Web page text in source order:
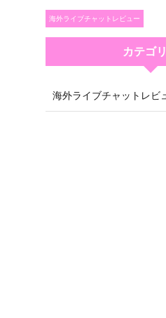
海外ライブチャットレビュー
カテゴ
海外ライブチャットレビ